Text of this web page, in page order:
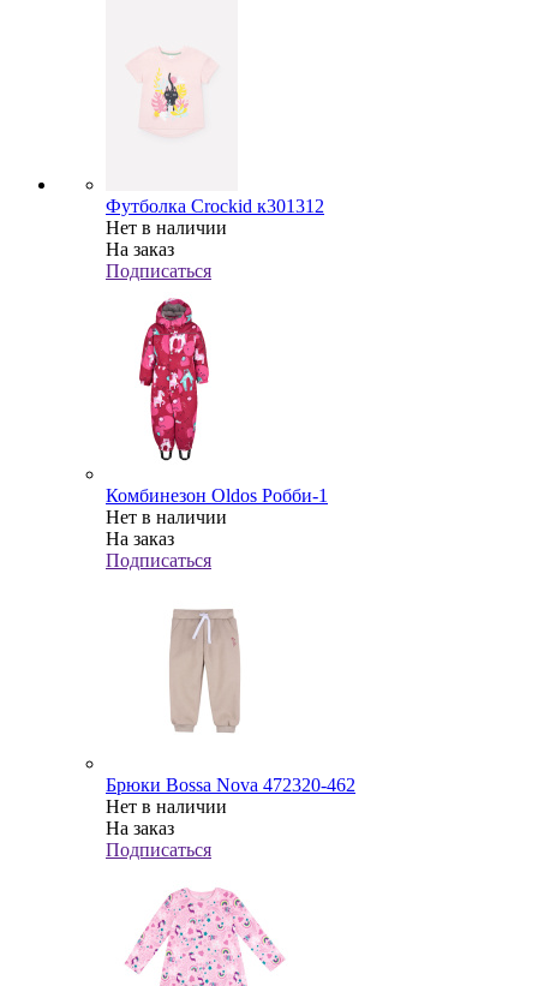
Футболка Crockid к301312
Нет в наличии
На заказ
Подписаться
Комбинезон Oldos Робби-1
Нет в наличии
На заказ
Подписаться
Брюки Bossa Nova 472320-462
Нет в наличии
На заказ
Подписаться